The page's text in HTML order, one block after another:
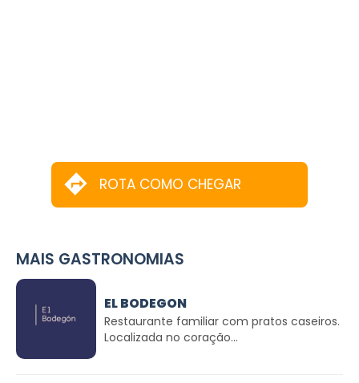
ROTA COMO CHEGAR
MAIS GASTRONOMIAS
EL BODEGON
Restaurante familiar com pratos caseiros.
Localizada no coração...